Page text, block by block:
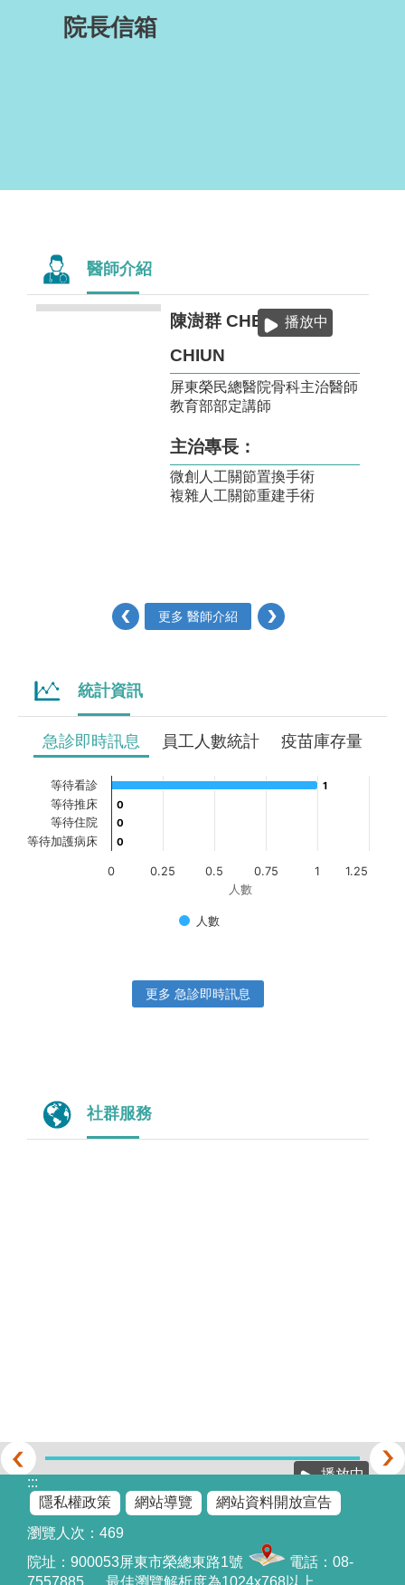
院長信箱
醫師介紹
播放中
陳澍群 CHEN,SHU-
屏東榮民總醫院骨科主治醫師
主治專
‹ 更多 醫師介紹 ›
統計資訊
急診即時訊息 員工人數統計 疫苗庫存量
人數
1
1
0
0
0
0
0
0
人數
0 1
0.25 0.5 0.75 1.25
等待看診
等待推床
等待住院
等待加護病床
更多 急診即時訊息
社群服務
播放中
:::
隱私權政策
網站導覽
網站資料開放宣告
瀏覽人次： 469
院址： 900053屏東市榮總東路1號
電話：08-
7557885 最佳瀏覽解析度為1024x768以上。